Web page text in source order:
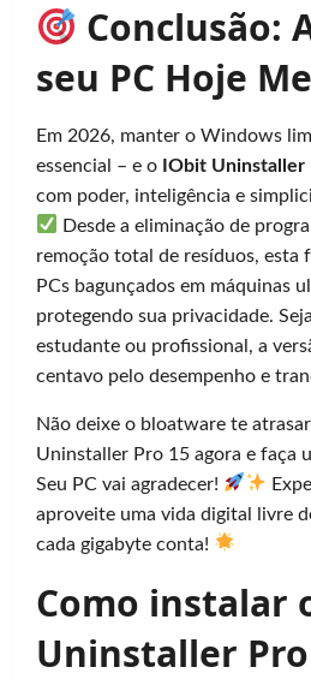
Conclusão:
seu PC Hoje
Em 2026, manter o Windows
essencial – e o IObit Uninstaller
com poder, inteligência e
Desde a eliminação de
remoção total de resíduos, esta
PCs bagunçados em máquinas
protegendo sua privacidade.
estudante ou profissional, a
centavo pelo desempenho e
Não deixe o bloatware te
Uninstaller Pro 15 agora e faça
Seu PC vai agradecer!
aproveite uma vida digital livre
cada gigabyte conta!
Como instalar
Uninstaller